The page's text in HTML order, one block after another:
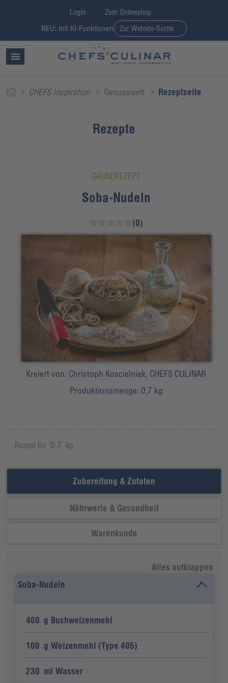
Login Zum Onlineshop
NEU: mit KI-Funktionen Zur Website-Suche
CHEFS Inspiration Genusswelt Rezeptseite
Rezepte
GRUNDREZEPT
Soba-Nudeln
(0)
Kreiert von: Christoph Koscielniak, CHEFS CULINAR
Produktionsmenge: 0,7 kg
Rezept für 0,7 kg
Zubereitung & Zutaten
Nährwerte & Gesundheit
Warenkunde
Alles aufklappen
Soba-Nudeln
400 g Buchweizenmehl
100 g Weizenmehl (Type 405)
230 ml Wasser